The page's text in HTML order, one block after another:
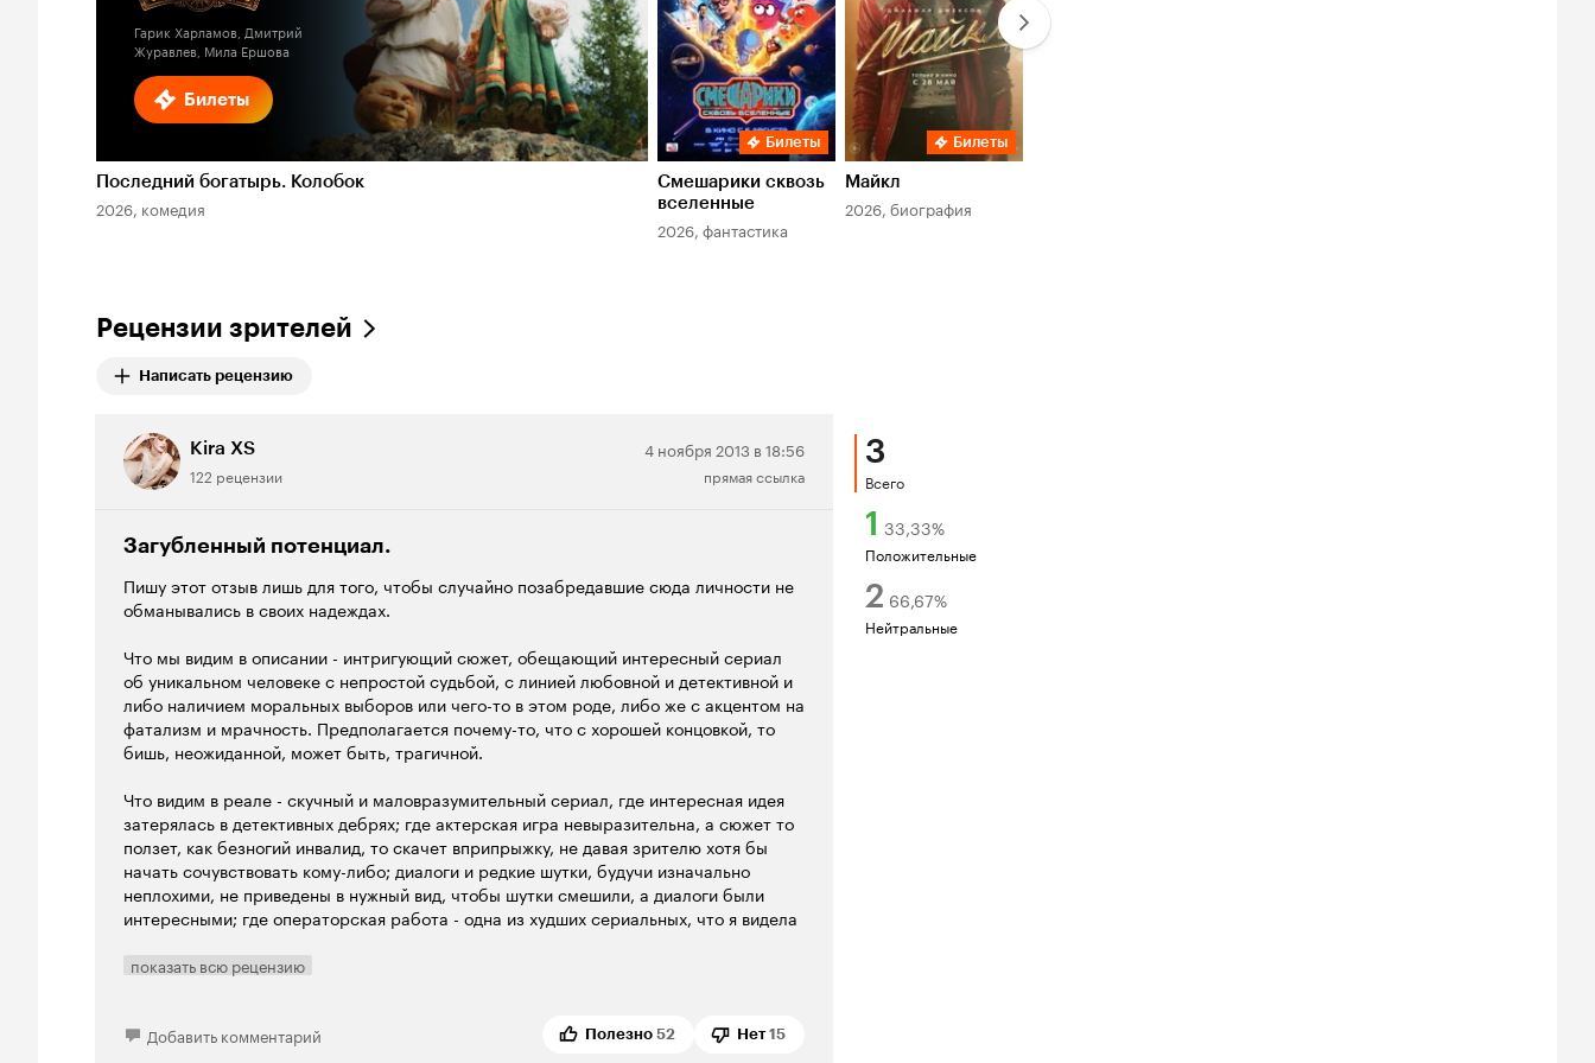
Билеты
Гарик Харламов, Дмитрий
Журавлев, Мила Ершова
Последний богатырь. Колобок
2026, комедия
Билеты
Смешарики сквозь
вселенные
2026, фантастика
Билеты
Майкл
2026, биография
Рецензии зрителей
Написать рецензию
Kira XS
122 рецензии
Нейтральная
рецензия
4 ноября 2013 в 18:56
прямая ссылка
Загубленный потенциал.
Пишу этот отзыв лишь для того, чтобы случайно позабредавшие сюда личности не
обманывались в своих надеждах.
Что мы видим в описании - интригующий сюжет, обещающий интересный сериал
об уникальном человеке с непростой судьбой, с линией любовной и детективной и
либо наличием моральных выборов или чего-то в этом роде, либо же с акцентом на
фатализм и мрачность. Предполагается почему-то, что с хорошей концовкой, то
бишь, неожиданной, может быть, трагичной.
Что видим в реале - скучный и маловразумительный сериал, где интересная идея
затерялась в детективных дебрях; где актерская игра невыразительна, а сюжет то
ползет, как безногий инвалид, то скачет вприпрыжку, не давая зрителю хотя бы
начать сочувствовать кому-либо; диалоги и редкие шутки, будучи изначально
неплохими, не приведены в нужный вид, чтобы шутки смешили, а диалоги были
интересными; где операторская работа - одна из худших сериальных, что я видела
сожалению, даже не потрудились привести хоть в какое-то подобие киногеничного
Главный герой (Николай Костер-Валдау, блеснувший потом в 'Играх престолов'')
показать всю рецензию
Добавить комментарий Полезно 52 Нет 15
3
Всего
1 33,33%
Положительные
2 66,67%
Нейтральные